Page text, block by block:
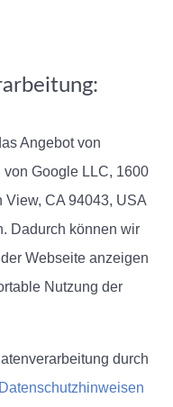
Angebot von
Google LLC, 1600
View, CA 94043, USA
Dadurch können wir
Webseite anzeigen
Nutzung der
durch